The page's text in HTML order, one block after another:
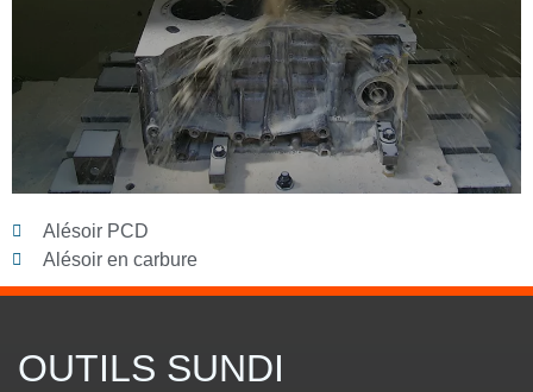
Alésoir PCD
Alésoir en carbure
OUTILS SUNDI